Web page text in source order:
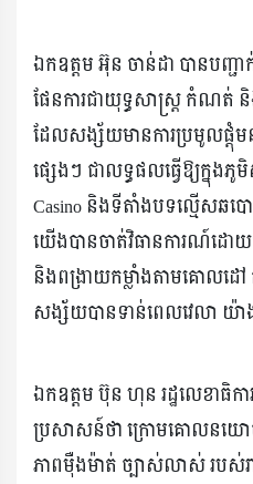
ឯកឧត្តម អ៊ុន ចាន់ដា បានបញ្
ផែនការជាយុទ្ធសាស្ត្រ កំណត់
ដែលសង្ស័យមានការប្រមូលផ្តុំម
ផ្សេងៗ ជាលទ្ធផលធ្វើឱ្យក្នុងភូ
Casino និងទីតាំងបទល្មើសឆបោ
យើងបានចាត់វិធានការណ៍ដ
និងពង្រាយកម្លាំងតាមគោលដ
សង្ស័យបានទាន់ពេលវេលា យ៉
ឯកឧត្តម ប៊ុន ហុន រដ្ឋលេខាធិក
ប្រសាសន៍ថា ក្រោមគោលនយោ
ភាពម៉ឺងម៉ាត់ ច្បាស់លាស់ របស់រ